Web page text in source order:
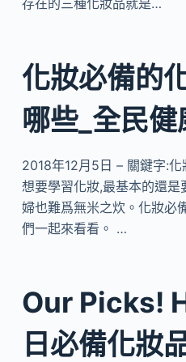
存在的三種化妝品就是…
化妝必備的
哪些_全民健
2018年12月5日 – 關鍵字:
想要學習化妝,最基本的還
婦也難爲無米之炊。化妝必
們一起來看看。 …
Our Picks!
日必備化妝